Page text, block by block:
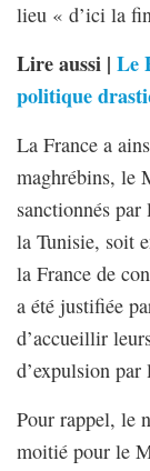
lieu « d’ici la
Lire aussi | Le
politique
La France a
maghrébins, le
sanctionnés
la Tunisie, soit
la France de
a été justifiée
d’accueillir
d’expulsion par
Pour rappel, le
moitié pour le